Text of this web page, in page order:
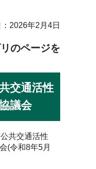
2026年2月4日
のページを
交通活性
議会
共交通活性
(令和8年5月